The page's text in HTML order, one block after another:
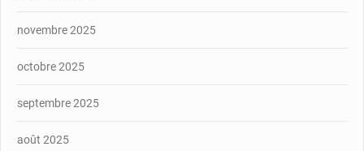
novembre 2025
octobre 2025
septembre 2025
août 2025